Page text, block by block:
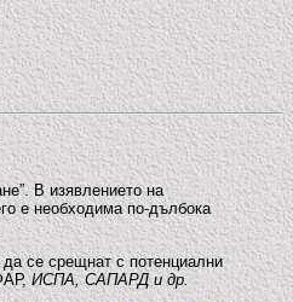
В изявлението на
е необходима по-дълбока
се срещнат с потенциални
ИСПА, САПАРД и др.